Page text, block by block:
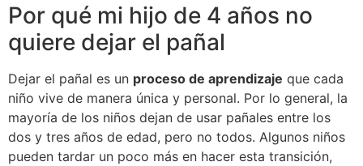
Por qué mi hijo de 4 años no
quiere dejar el pañal
Dejar el pañal es un proceso de aprendizaje que cada
niño vive de manera única y personal. Por lo general, la
mayoría de los niños dejan de usar pañales entre los
dos y tres años de edad, pero no todos. Algunos niños
pueden tardar un poco más en hacer esta transición,